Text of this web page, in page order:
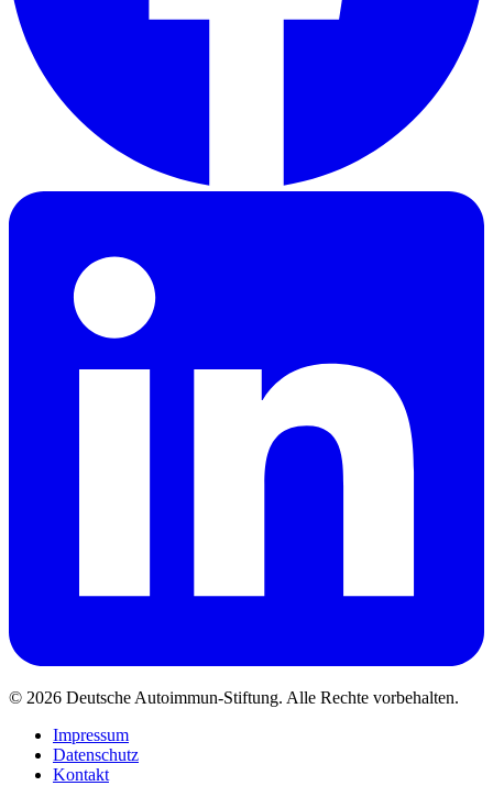
© 2026 Deutsche Autoimmun-Stiftung. Alle Rechte vorbehalten.
Impressum
Datenschutz
Kontakt